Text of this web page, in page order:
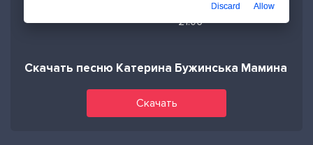
12-04-2026,
21:06
Скачать песню Катерина Бужинська Мамина
Скачать
Discard Allow